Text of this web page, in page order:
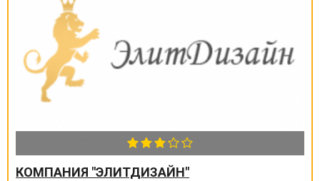
КОМПАНИЯ "ЭЛИТДИЗАЙН"